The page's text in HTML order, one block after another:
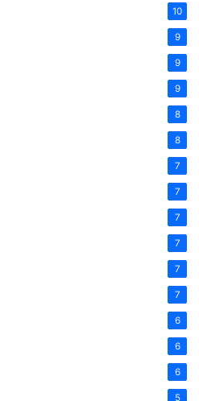
10
9
9
9
8
8
7
7
7
7
7
7
6
6
6
5